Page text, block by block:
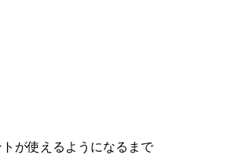
トが使えるようになるまで